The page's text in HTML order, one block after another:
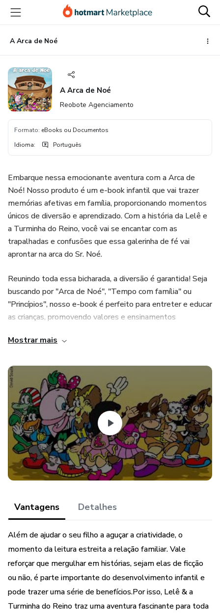
para
conteúdo
principal
para
pagamento
para
rodapé
A Arca de Noé
A Arca de Noé
Reobote Agenciamento
Formato: eBooks ou Documentos
Idioma: Português
Embarque nessa emocionante aventura com a Arca de
Noé! Nosso produto é um e-book infantil que vai trazer
memórias afetivas em família, proporcionando momentos
únicos de diversão e aprendizado. Com a história da Lelê e
a Turminha do Reino, você vai se encantar com as
trapalhadas e confusões que essa galerinha de fé vai
aprontar na arca do Sr. Noé.
Reunindo toda essa bicharada, a diversão é garantida! Seja
buscando por "Arca de Noé", "Tempo com família" ou
"Princípios", nosso e-book é perfeito para entreter e educar
as crianças, promovendo valores e ensinamentos
oportunidade de fazer parte dessa linda jornada em família.
de Noé!
Mostrar mais
Vantagens Detalhes
Além de ajudar o seu filho a aguçar a criatividade, o
momento da leitura estreita a relação familiar. Vale
reforçar que mergulhar em histórias, sejam elas de ficção
ou não, é parte importante do desenvolvimento infantil e
pode trazer uma série de benefícios.Por isso, Lelê & a
Turminha do Reino traz uma aventura fascinante para toda